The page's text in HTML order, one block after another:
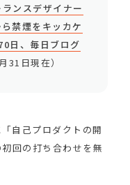
ンスデザイナー
禁煙をキッカケ
日、毎日ブログ
31日現在）
自己プロダクトの開
回の打ち合わせを無